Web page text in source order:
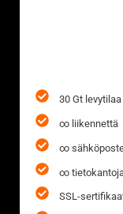
30 Gt levytilaa
∞ liikennettä
∞
∞
SSL-